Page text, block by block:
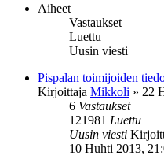
Aiheet
Vastaukset
Luettu
Uusin viesti
Pispalan toimijoiden
Kirjoittaja Mikkoli » 22
6 Vastaukset
121981 Luettu
Uusin viesti
10 Huhti 2013,